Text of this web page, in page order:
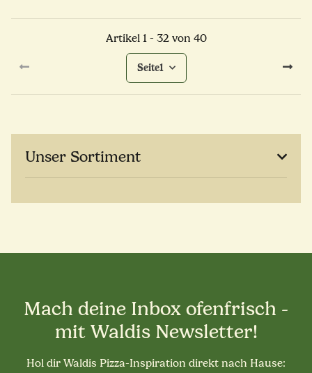
Artikel 1 - 32 von 40
Seite1
Unser Sortiment
Mach deine Inbox ofenfrisch -
mit Waldis Newsletter!
Hol dir Waldis Pizza-Inspiration direkt nach Hause: